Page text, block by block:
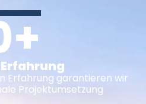
+
Erfahrung garantieren wir
Projektumsetzung